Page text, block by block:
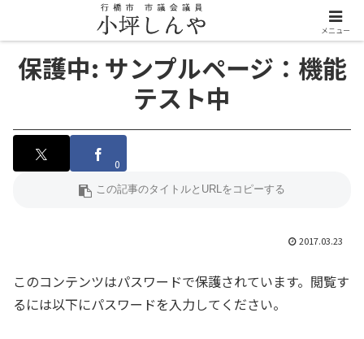
保護中: サンプルページ：機能
テスト中
0
2017.03.23
このコンテンツはパスワードで保護されています。閲覧す
るには以下にパスワードを入力してください。
メニュー